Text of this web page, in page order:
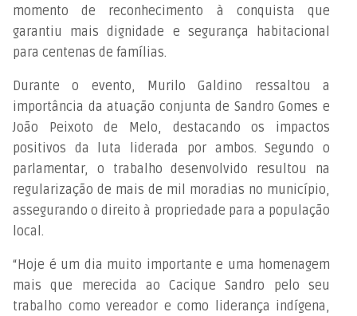
momento de reconhecimento à conquista que
garantiu mais dignidade e segurança habitacional
para centenas de famílias.
Durante o evento, Murilo Galdino ressaltou a
importância da atuação conjunta de Sandro Gomes e
João Peixoto de Melo, destacando os impactos
positivos da luta liderada por ambos. Segundo o
parlamentar, o trabalho desenvolvido resultou na
regularização de mais de mil moradias no município,
assegurando o direito à propriedade para a população
local.
“Hoje é um dia muito importante e uma homenagem
mais que merecida ao Cacique Sandro pelo seu
trabalho como vereador e como liderança indígena,